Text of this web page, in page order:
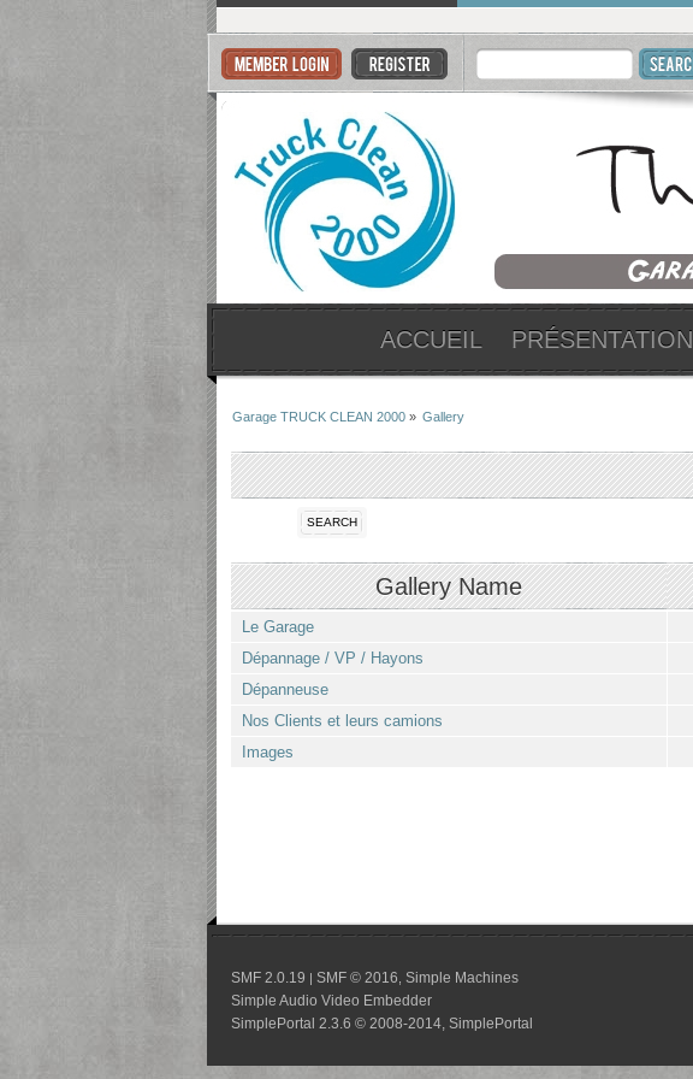
ACCUEIL PRÉSENTATION
Garage TRUCK CLEAN 2000» Gallery
SEARCH
Gallery Name
Le Garage
Dépannage / VP / Hayons
Dépanneuse
Nos Clients et leurs camions
Images
SMF 2.0.19 | SMF © 2016 Simple Machines
Simple Audio Video Embedder
SimplePortal 2.3.6 © 2008-2014, SimplePortal